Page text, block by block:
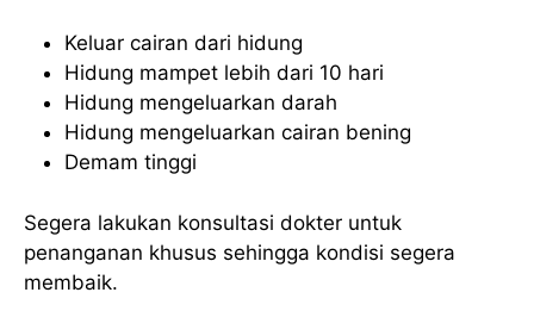
Keluar cairan dari hidung
Hidung mampet lebih dari 10 hari
Hidung mengeluarkan darah
Hidung mengeluarkan cairan bening
Demam tinggi
Segera lakukan konsultasi dokter untuk
penanganan khusus sehingga kondisi segera
membaik.